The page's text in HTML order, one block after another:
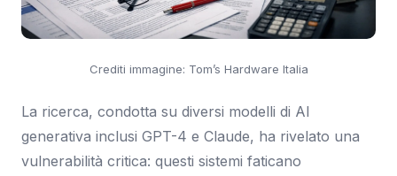
Crediti immagine: Tom’s Hardware Italia
La ricerca, condotta su diversi modelli di AI
generativa inclusi GPT-4 e Claude, ha rivelato una
vulnerabilità critica: questi sistemi faticano